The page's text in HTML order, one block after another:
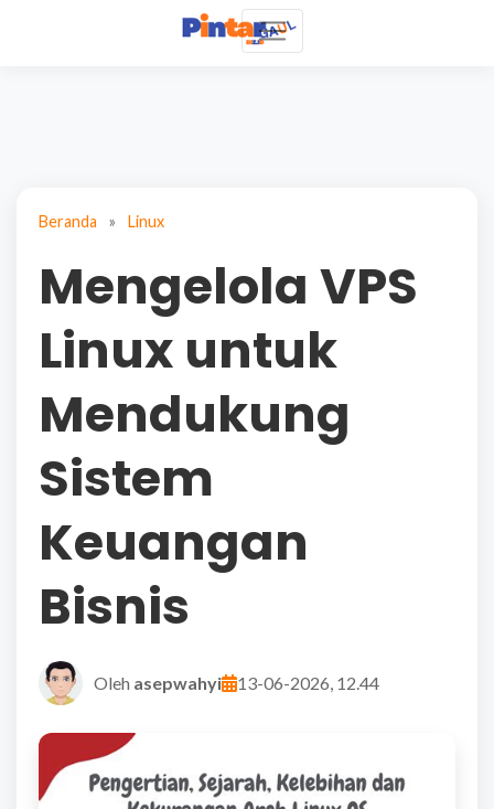
Beranda » Linux
Mengelola VPS
Linux untuk
Mendukung
Sistem
Keuangan
Bisnis
Oleh asepwahyi 13-06-2026, 12.44